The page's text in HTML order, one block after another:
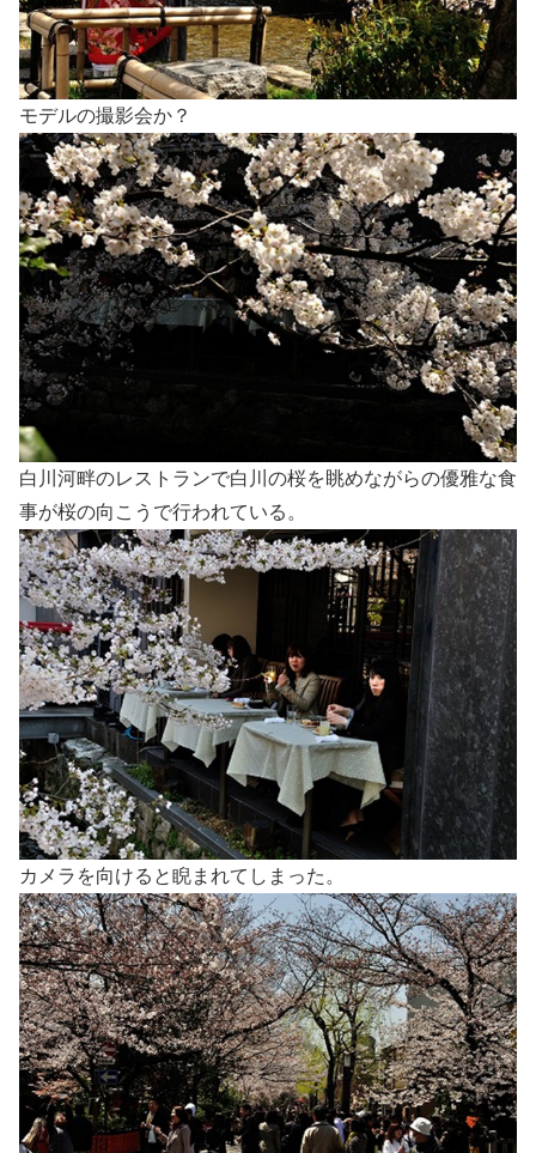
モデルの撮影会か？
白川河畔のレストランで白川の桜を眺めながらの優雅な食
事が桜の向こうで行われている。
カメラを向けると睨まれてしまった。